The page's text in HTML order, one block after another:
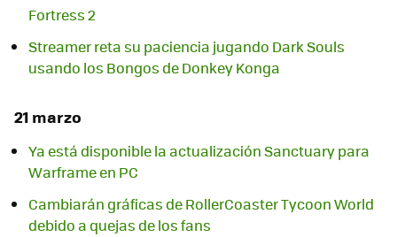
Fortress 2
Streamer reta su paciencia jugando Dark Souls
usando los Bongos de Donkey Konga
21 marzo
Ya está disponible la actualización Sanctuary para
Warframe en PC
Cambiarán gráficas de RollerCoaster Tycoon World
debido a quejas de los fans